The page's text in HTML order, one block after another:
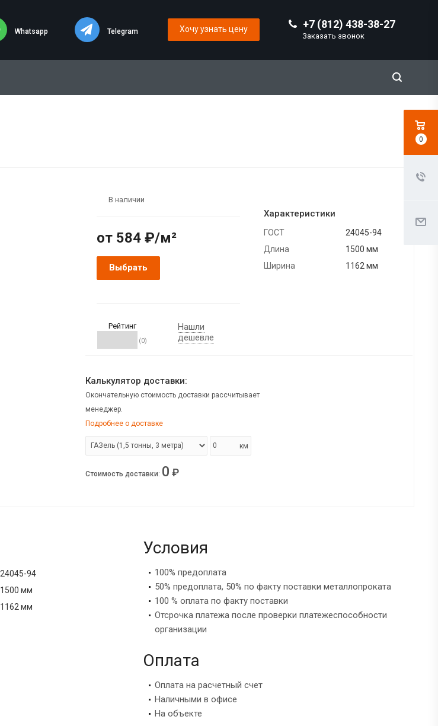
+7 (812) 438-38-27
Заказать звонок
Whatsapp Telegram Хочу узнать цену
В наличии
от 584 ₽/м²
Выбрать
Рейтинг
(0)
Нашли
дешевле
Характеристики
ГОСТ
24045-94
Длина
1500 мм
Ширина
1162 мм
Калькулятор доставки:
Окончательную стоимость доставки рассчитывает
менеджер.
Подробнее о доставке
км
Стоимость доставки: 0 ₽
24045-94
1500 мм
1162 мм
Условия
100% предоплата
50% предоплата, 50% по факту поставки металлопроката
100 % оплата по факту поставки
Отсрочка платежа после проверки платежеспособности
организации
Оплата
Оплата на расчетный счет
Наличными в офисе
На объекте
0